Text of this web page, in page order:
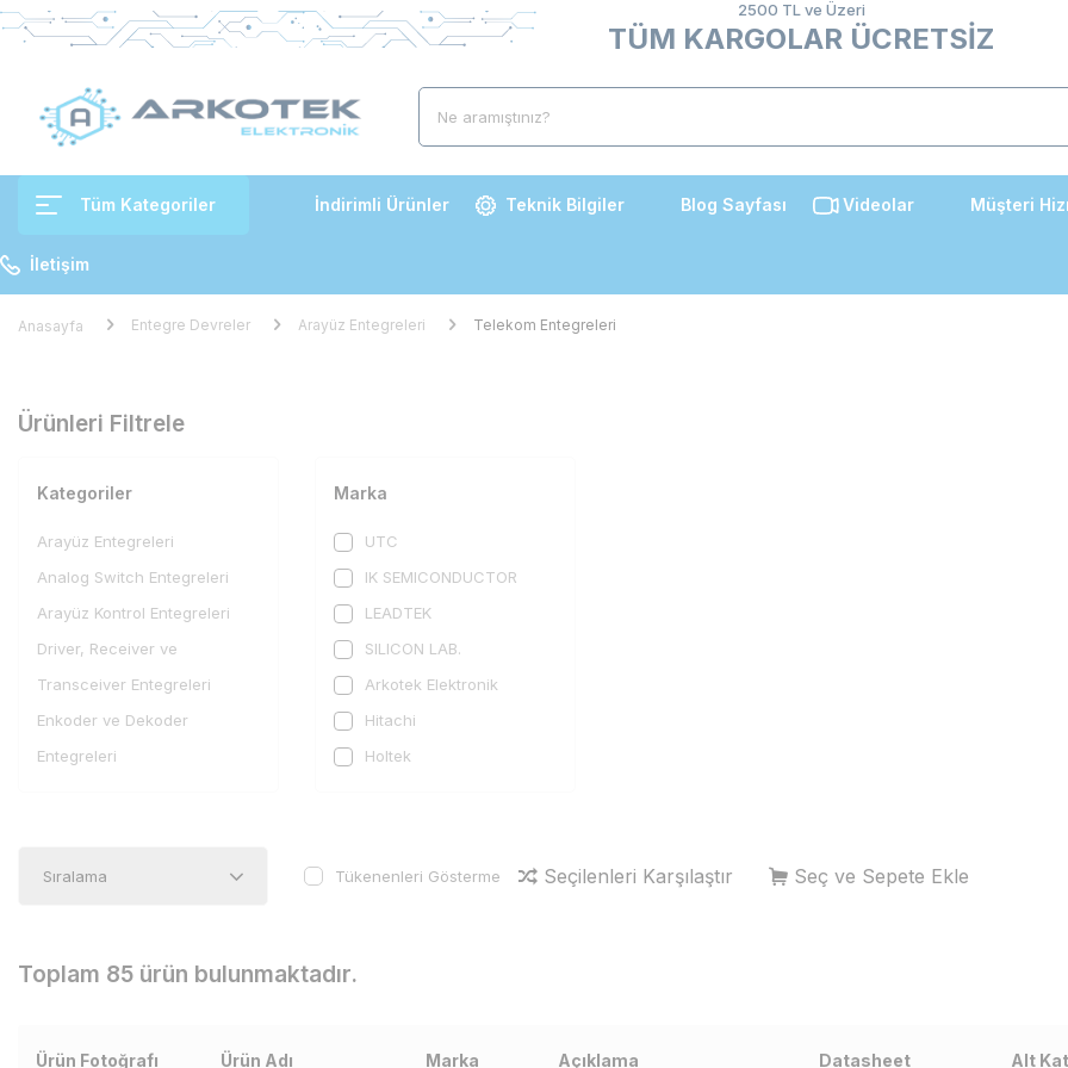
2500 TL ve Üzeri
TÜM KARGOLAR ÜCRETSİZ
Tüm Kategoriler İndirimli Ürünler Teknik Bilgiler Blog Sayfası Videolar Müşteri
İletişim
Anasayfa Entegre Devreler Arayüz Entegreleri Telekom Entegreleri
Ürünleri Filtrele
Kategoriler
Arayüz Entegreleri
Analog Switch Entegreleri
Arayüz Kontrol Entegreleri
Driver, Receiver ve
Transceiver Entegreleri
Enkoder ve Dekoder
Entegreleri
Sensör ve Transdüser
Marka
UTC
IK SEMICONDUCTOR
LEADTEK
SILICON LAB.
Arkotek Elektronik
Hitachi
Holtek
Tükenenleri Gösterme Seçilenleri Karşılaştır Seç ve Sepete Ekle
Toplam 85 ürün bulunmaktadır.
Ürün Fotoğrafı Ürün Adı Marka Açıklama Datasheet Alt